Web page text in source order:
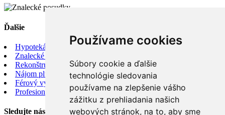
Používame cookies
Súbory cookie a ďalšie
technológie sledovania
používame na zlepšenie vášho
zážitku z prehliadania našich
webových stránok, na to, aby sme
Ďalšie
Hypotekárne poradenstvo
Znalecké posudky
Rekonštrukcia a dizajn
Nájom plus
Férový výkup nehnuteľnosti
Profesionálna dokumentácia nehnuteľnosti
Sledujte nás